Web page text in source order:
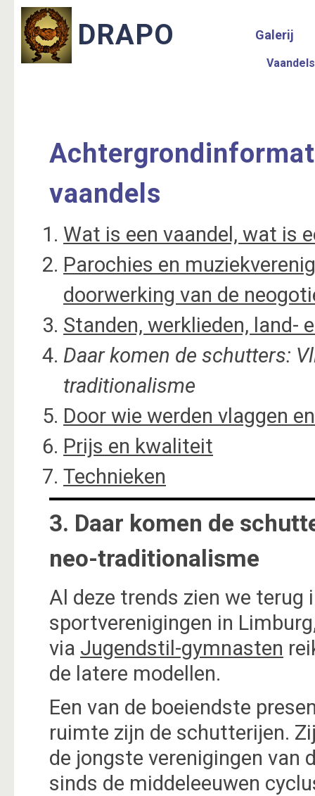
Galerij
vaandels
Wat is een vaandel, wat is
Parochies en
doorwerking van de
Standen, werklieden, land-
Daar komen de schutters:
traditionalisme
Door wie werden vlaggen
Prijs en kwaliteit
Technieken
3. Daar komen de
neo-traditionalisme
Al deze trends zien we terug
sportverenigingen in
via Jugendstil-gymnasten
de latere modellen.
Een van de boeiendste
ruimte zijn de schutterijen.
de jongste verenigingen van
sinds de middeleeuwen